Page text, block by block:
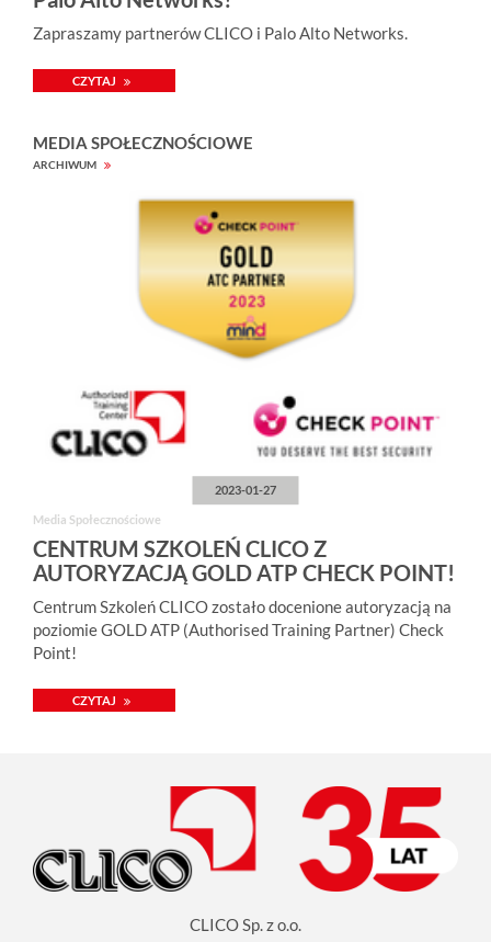
Zapraszamy partnerów CLICO i Palo Alto Networks.
CZYTAJ
MEDIA SPOŁECZNOŚCIOWE
ARCHIWUM
2023-01-27
Media Społecznościowe
CENTRUM SZKOLEŃ CLICO Z
AUTORYZACJĄ GOLD ATP CHECK POINT!
Centrum Szkoleń CLICO zostało docenione autoryzacją na
poziomie GOLD ATP (Authorised Training Partner) Check
Point!
CZYTAJ
CLICO Sp. z o.o.